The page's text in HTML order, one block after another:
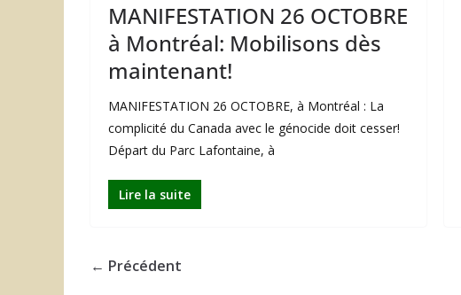
MANIFESTATION 26 OCTOBRE
à Montréal: Mobilisons dès
maintenant!
MANIFESTATION 26 OCTOBRE, à Montréal : La
complicité du Canada avec le génocide doit cesser!
Départ du Parc Lafontaine, à
Lire la suite
← Précédent